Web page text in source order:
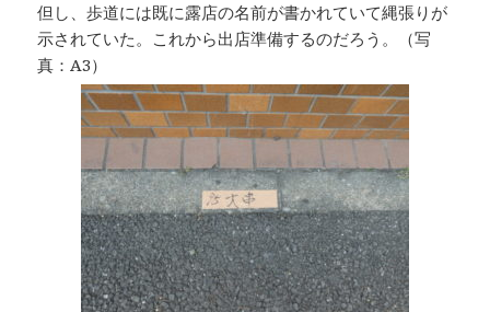
但し、歩道には既に露店の名前が書かれていて縄張りが
示されていた。これから出店準備するのだろう。（写
真：A3）